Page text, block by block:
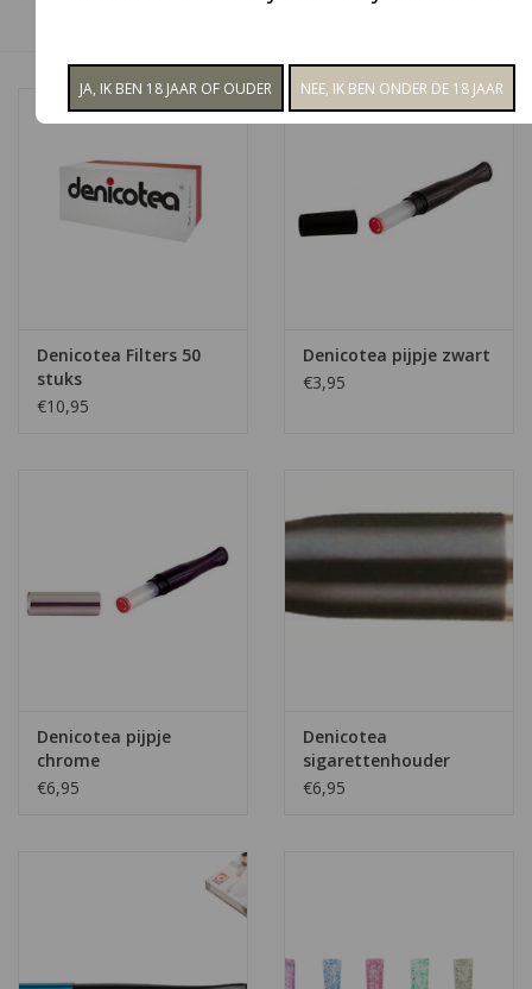
Denicotea Filters 50
stuks
€10,95
Denicotea pijpje zwart
€3,95
Denicotea pijpje
chrome
€6,95
Denicotea
sigarettenhouder
marine rood
€6,95